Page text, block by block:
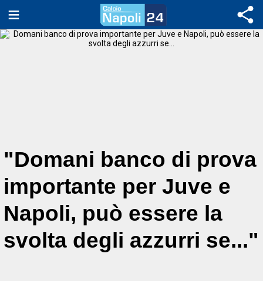
"Domani banco di prova
importante per Juve e
Napoli, può essere la
svolta degli azzurri se..."